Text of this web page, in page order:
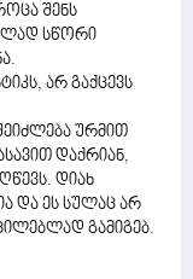
შენს
სწორი
არ გაქცევს
ურმით
დაქრიან,
დიახ
და ეს სულაც არ
გამიგებ.